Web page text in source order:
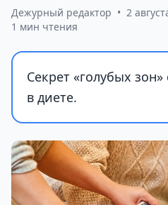
Дежурный редактор • 2
1 мин чтения
Секрет «голубых
в диете.